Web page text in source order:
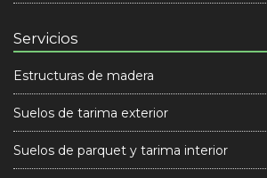
Servicios
Estructuras de madera
Suelos de tarima exterior
Suelos de parquet y tarima interior